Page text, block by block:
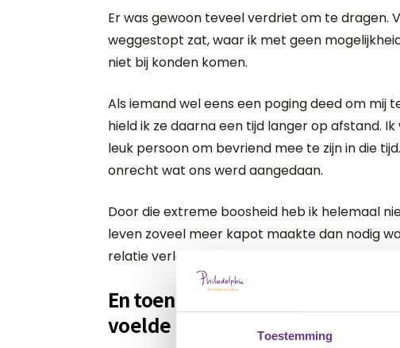
Toestemming
Er was gewoon teveel verdriet om te dragen.
weggestopt zat, waar ik met geen
niet bij konden komen.
Als iemand wel eens een poging deed om mij
hield ik ze daarna een tijd langer op afstand.
leuk persoon om bevriend mee te zijn in die
onrecht wat ons werd aangedaan.
Door die extreme boosheid heb ik helemaal
leven zoveel meer kapot maakte dan nodig
relatie verloren in die tijd.
En toen vanuit het niets, na die
voelde ik mij opeens extreem